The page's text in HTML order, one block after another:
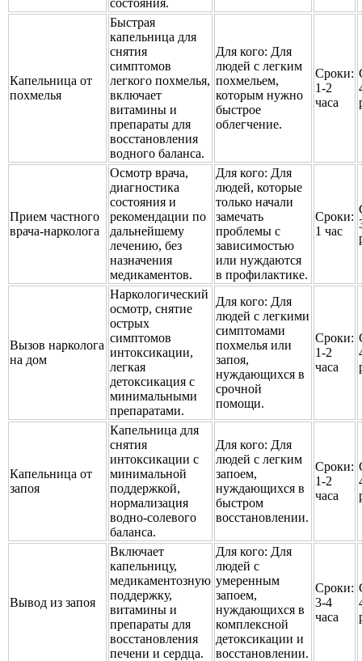
Капельница от
похмелья
Быстрая
капельница для
снятия
симптомов
легкого похмелья,
включает
витамины и
препараты для
восстановления
водного баланса.
Для кого: Для
людей с легким
похмельем,
которым нужно
быстрое
облегчение.
Сроки:
1-2
часа
Прием частного
врача-нарколога
Осмотр врача,
диагностика
состояния и
рекомендации по
дальнейшему
лечению, без
назначения
медикаментов.
Для кого: Для
людей, которые
только начали
замечать
проблемы с
зависимостью
или нуждаются
в профилактике.
Сроки:
1 час
Вызов нарколога
на дом
Наркологический
осмотр, снятие
острых
симптомов
интоксикации,
легкая
детоксикация с
минимальными
препаратами.
Для кого: Для
людей с легкими
симптомами
похмелья или
запоя,
нуждающихся в
срочной
помощи.
Сроки:
1-2
часа
Капельница от
запоя
Капельница для
снятия
интоксикации с
минимальной
поддержкой,
нормализация
водно-солевого
баланса.
Для кого: Для
людей с легким
запоем,
нуждающихся в
быстром
восстановлении.
Сроки:
1-2
часа
Вывод из запоя
Включает
капельницу,
медикаментозную
поддержку,
витамины и
препараты для
восстановления
печени и сердца.
Для кого: Для
людей с
умеренным
запоем,
нуждающихся в
комплексной
детоксикации и
восстановлении.
Сроки:
3-4
часа